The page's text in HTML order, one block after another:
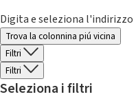
Digita e seleziona
Trova la colonnina piú vicina
Filtri
Filtri
Seleziona i filtri